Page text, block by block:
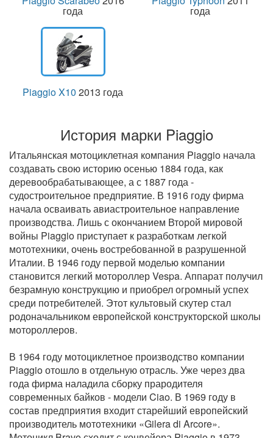
года года
Piaggio X10 2013 года
История марки Piaggio
Итальянская мотоциклетная компания Piaggio начала
создавать свою историю осенью 1884 года, как
деревообрабатывающее, а с 1887 года -
судостроительное предприятие. В 1916 году фирма
начала осваивать авиастроительное направление
производства. Лишь с окончанием Второй мировой
войны Piaggio приступает к разработкам легкой
мототехники, очень востребованной в разрушенной
Италии. В 1946 году первой моделью компании
становится легкий мотороллер Vespa. Аппарат получил
безрамную конструкцию и приобрел огромный успех
среди потребителей. Этот культовый скутер стал
родоначальником европейской конструкторской школы
мотороллеров.
В 1964 году мотоциклетное производство компании
Piaggio отошло в отдельную отрасль. Уже через два
года фирма наладила сборку прародителя
современных байков - модели Ciao. В 1969 году в
состав предприятия входит старейший европейский
производитель мототехники «Gilera di Arcore».